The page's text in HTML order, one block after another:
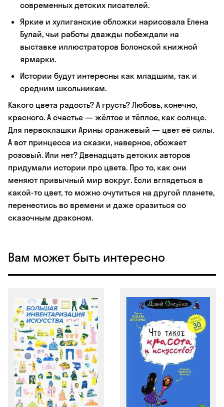
современных детских писателей.
Яркие и хулиганские обложки нарисовала Елена
Булай, чьи работы дважды побеждали на
выставке иллюстраторов Болонской книжной
ярмарки.
Истории будут интересны как младшим, так и
средним школьникам.
Какого цвета радость? А грусть? Любовь, конечно,
красного. А счастье — жёлтое и тёплое, как солнце.
Для первоклашки Арины оранжевый — цвет её силы.
А вот принцесса из сказки, наверное, обожает
розовый. Или нет? Двенадцать детских авторов
придумали истории про цвета. Про то, как они
меняют привычный мир вокруг. Если вглядеться в
какой-то цвет, то можно очутиться на другой планете,
перенестись во времени и даже сразиться со
сказочным драконом.
Вам может быть интересно